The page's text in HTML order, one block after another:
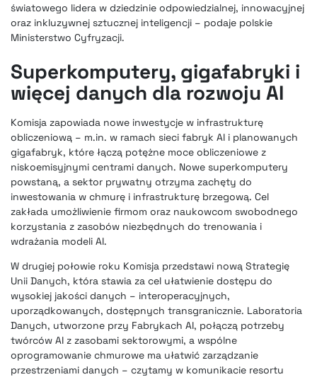
światowego lidera w dziedzinie odpowiedzialnej, innowacyjnej
oraz inkluzywnej sztucznej inteligencji – podaje polskie
Ministerstwo Cyfryzacji.
Superkomputery, gigafabryki i
więcej danych dla rozwoju AI
Komisja zapowiada nowe inwestycje w infrastrukturę
obliczeniową – m.in. w ramach sieci fabryk AI i planowanych
gigafabryk, które łączą potężne moce obliczeniowe z
niskoemisyjnymi centrami danych. Nowe superkomputery
powstaną, a sektor prywatny otrzyma zachęty do
inwestowania w chmurę i infrastrukturę brzegową. Cel
zakłada umożliwienie firmom oraz naukowcom swobodnego
korzystania z zasobów niezbędnych do trenowania i
wdrażania modeli AI.
W drugiej połowie roku Komisja przedstawi nową Strategię
Unii Danych, która stawia za cel ułatwienie dostępu do
wysokiej jakości danych – interoperacyjnych,
uporządkowanych, dostępnych transgranicznie. Laboratoria
Danych, utworzone przy Fabrykach AI, połączą potrzeby
twórców AI z zasobami sektorowymi, a wspólne
oprogramowanie chmurowe ma ułatwić zarządzanie
przestrzeniami danych – czytamy w komunikacie resortu